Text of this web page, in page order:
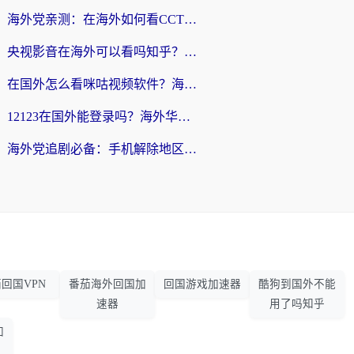
海外党亲测：在海外如何看CCTV？告别“仅限大陆播放”的实用指南
央视影音在海外可以看吗知乎？留学生亲测：3步解决地域限制+追剧自由
在国外怎么看咪咕视频软件？海外党亲测有效的回国加速方案
12123在国外能登录吗？海外华人必看的回国加速实用指南
海外党追剧必备：手机解除地区限制app怎么选？解决央视视频&国内剧地区限制全指南
国VPN
番茄海外回国加
速器
回国游戏加速器
酷狗到国外不能
用了吗知乎